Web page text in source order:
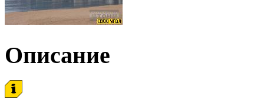
Описание